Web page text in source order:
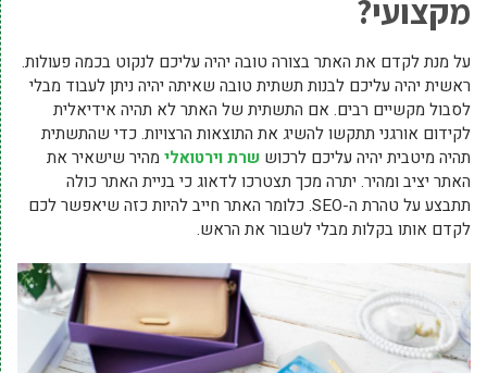
מקצועי?
על מנת לקדם את האתר בצורה טובה יהיה עליכם לנקוט בכמה פעולות.
ראשית יהיה עליכם לבנות תשתית טובה שאיתה יהיה ניתן לעבוד מבלי
לסבול מקשיים רבים. אם התשתית של האתר לא תהיה אידיאלית
לקידום אורגני תתקשו להשיג את התוצאות הרצויות. כדי שהתשתית
תהיה מיטבית יהיה עליכם לרכוש שרת וירטואלי מהיר שישאיר את
האתר יציב ומהיר. יתרה מכך תצטרכו לדאוג כי בניית האתר כולה
תתבצע על טהרת ה-SEO. כלומר האתר חייב להיות כזה שיאפשר לכם
לקדם אותו בקלות מבלי לשבור את הראש.